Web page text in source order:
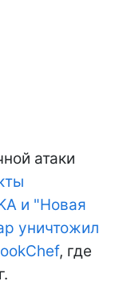
атаки
и "Новая
уничтожил
, где